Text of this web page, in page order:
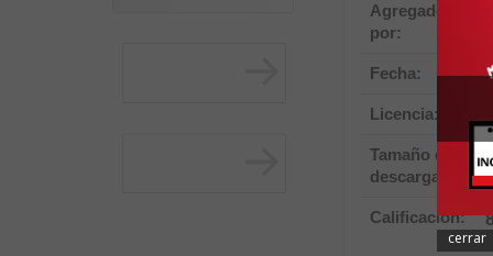
Agregado
por:
Fecha:
Licencia:
Tamaño de
descarga:
Calificación:
cerrar